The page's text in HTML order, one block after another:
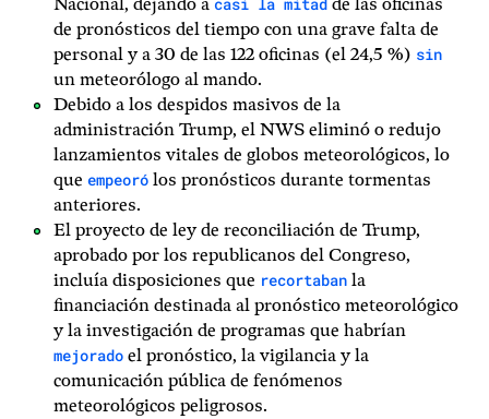
Nacional, dejando a
de las oficinas
de pronósticos del tiempo con una grave falta de
personal y a 30 de las 122 oficinas (el 24,5 %) sin
un meteorólogo al mando.
Debido a los despidos masivos de la
administración Trump, el NWS eliminó o redujo
lanzamientos vitales de globos meteorológicos, lo
que empeoró los pronósticos durante tormentas
anteriores.
El proyecto de ley de reconciliación de Trump,
aprobado por los republicanos del Congreso,
incluía disposiciones que recortaban la
financiación destinada al pronóstico meteorológico
y la investigación de programas que habrían
mejorado el pronóstico, la vigilancia y la
comunicación pública de fenómenos
meteorológicos peligrosos.